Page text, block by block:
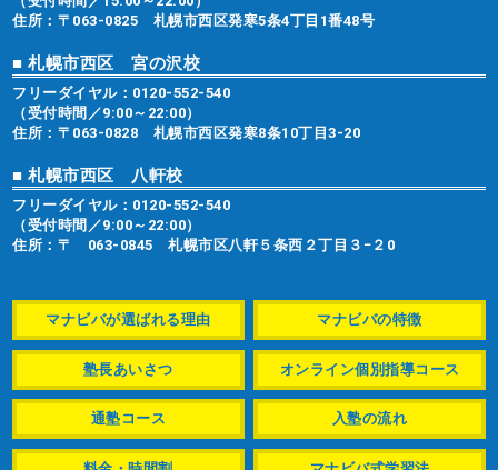
住所：〒063-0825 札幌市西区発寒5条4丁目1番48号
■ 札幌市西区 宮の沢校
フリーダイヤル： 0120-552-540
（受付時間／9:00～22:00）
住所：〒063-0828 札幌市西区発寒8条10丁目3-20
■ 札幌市西区 八軒校
フリーダイヤル： 0120-552-540
（受付時間／9:00～22:00）
住所：〒 063-0845 札幌市区八軒５条西２丁目３−２0
マナビバが選ばれる理由 マナビバの特徴
塾長あいさつ オンライン個別指導コース
通塾コース 入塾の流れ